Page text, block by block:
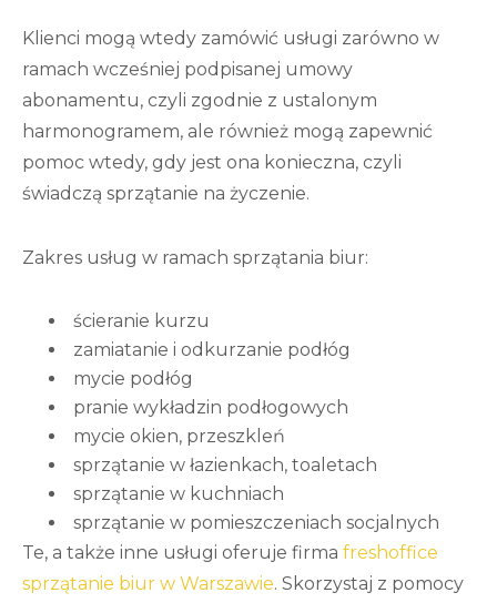
Klienci mogą wtedy zamówić usługi zarówno w
ramach wcześniej podpisanej umowy
abonamentu, czyli zgodnie z ustalonym
harmonogramem, ale również mogą zapewnić
pomoc wtedy, gdy jest ona konieczna, czyli
świadczą sprzątanie na życzenie.
Zakres usług w ramach sprzątania biur:
ścieranie kurzu
zamiatanie i odkurzanie podłóg
mycie podłóg
pranie wykładzin podłogowych
mycie okien, przeszkleń
sprzątanie w łazienkach, toaletach
sprzątanie w kuchniach
sprzątanie w pomieszczeniach socjalnych
Te, a także inne usługi oferuje firma freshoffice
sprzątanie biur w Warszawie. Skorzystaj z pomocy